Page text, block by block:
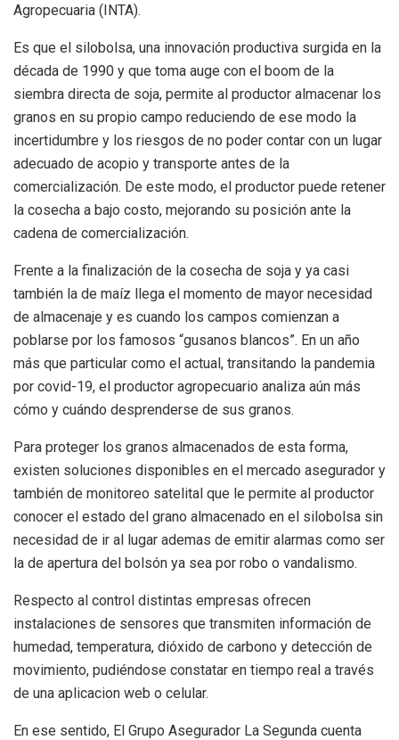
Agropecuaria (INTA).
Es que el silobolsa, una innovación productiva surgida en la
década de 1990 y que toma auge con el boom de la
siembra directa de soja, permite al productor almacenar los
granos en su propio campo reduciendo de ese modo la
incertidumbre y los riesgos de no poder contar con un lugar
adecuado de acopio y transporte antes de la
comercialización. De este modo, el productor puede retener
la cosecha a bajo costo, mejorando su posición ante la
cadena de comercialización.
Frente a la finalización de la cosecha de soja y ya casi
también la de maíz llega el momento de mayor necesidad
de almacenaje y es cuando los campos comienzan a
poblarse por los famosos “gusanos blancos”. En un año
más que particular como el actual, transitando la pandemia
por covid-19, el productor agropecuario analiza aún más
cómo y cuándo desprenderse de sus granos.
Para proteger los granos almacenados de esta forma,
existen soluciones disponibles en el mercado asegurador y
también de monitoreo satelital que le permite al productor
conocer el estado del grano almacenado en el silobolsa sin
necesidad de ir al lugar ademas de emitir alarmas como ser
la de apertura del bolsón ya sea por robo o vandalismo.
Respecto al control distintas empresas ofrecen
instalaciones de sensores que transmiten información de
humedad, temperatura, dióxido de carbono y detección de
movimiento, pudiéndose constatar en tiempo real a través
de una aplicacion web o celular.
En ese sentido, El Grupo Asegurador La Segunda cuenta